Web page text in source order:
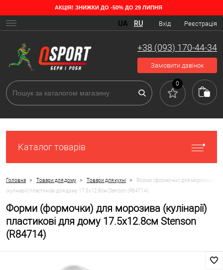
АКЦІЯ! ЗНИЖКИ ДО -50% ДО 29 ЛИПНЯ
Вхід Реєстрація
UA RU
+38 (093) 170-44-34
Замовити дзвінок
0
Каталог товарів
Головна > Товари для дому > Товари для кухні >
Форми (формочки) для морозива
(кулінарії) пластикові для дому 17.5x12.8см Stenson (R84714)
Форми (формочки) для морозива (кулінарії)
пластикові для дому 17.5x12.8см Stenson
(R84714)